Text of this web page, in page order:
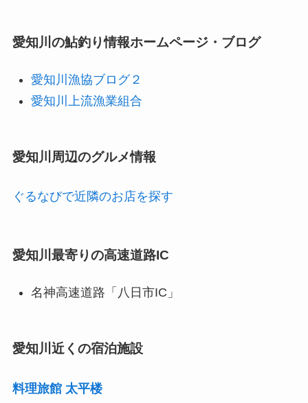
愛知川の鮎釣り情報ホームページ・ブログ
愛知川漁協ブログ２
愛知川上流漁業組合
愛知川周辺のグルメ情報
ぐるなびで近隣のお店を探す
愛知川最寄りの高速道路IC
名神高速道路「八日市IC」
愛知川近くの宿泊施設
料理旅館 太平楼